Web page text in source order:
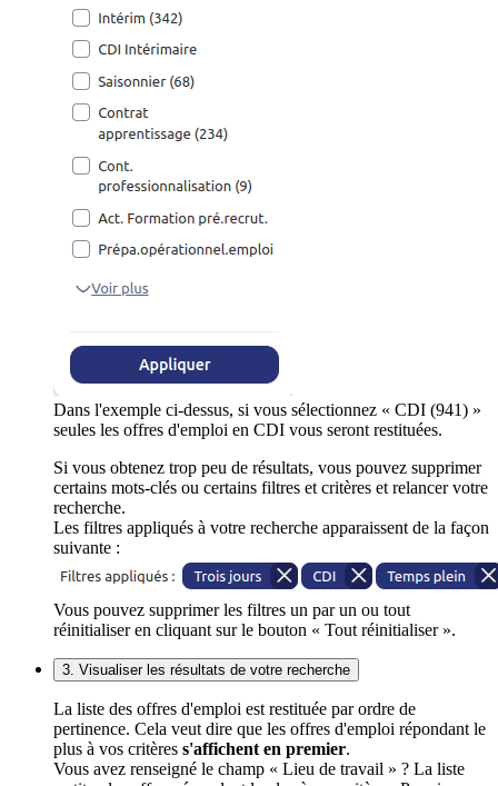
Dans l'exemple ci-dessus, si vous sélectionnez « CDI (941) »
seules les offres d'emploi en CDI vous seront restituées.
Si vous obtenez trop peu de résultats, vous pouvez supprimer
certains mots-clés ou certains filtres et critères et relancer votre
recherche.
Les filtres appliqués à votre recherche apparaissent de la façon
suivante :
Vous pouvez supprimer les filtres un par un ou tout
réinitialiser en cliquant sur le bouton « Tout réinitialiser ».
3. Visualiser les résultats de votre recherche
La liste des offres d'emploi est restituée par ordre de
pertinence. Cela veut dire que les offres d'emploi répondant le
plus à vos critères s'affichent en premier.
Vous avez renseigné le champ « Lieu de travail » ? La liste